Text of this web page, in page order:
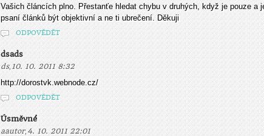
Vašich článcích plno. Přestanťe hledat chybu v druhých, když je pouze a
psaní článků být objektivní a ne ti ubrečení. Děkuji
ODPOVĚDĚT
dsads
ds, 10. 10. 2011 8:32
http://dorostvk.webnode.cz/
ODPOVĚDĚT
Úsměvné
aautor, 4. 10. 2011 22:01